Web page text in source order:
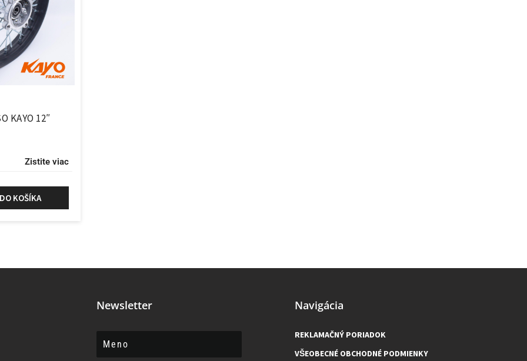
KAYO 12″
Zistite viac
KOŠÍKA
Newsletter Navigácia
REKLAMAČNÝ PORIADOK
VŠEOBECNÉ OBCHODNÉ PODMIENKY